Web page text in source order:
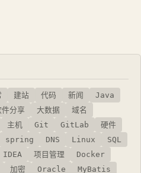
建站 代码 新闻
Java
件分享 大数据
域名
主机 Git GitLab
硬件
spring DNS Linux
SQL
IDEA 项目管理
Docker
加密 Oracle
MyBatis